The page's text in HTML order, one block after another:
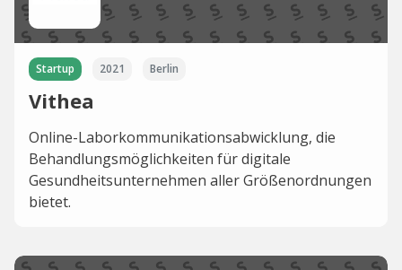
Startup 2021 Berlin
Vithea
Online-Laborkommunikationsabwicklung, die
Behandlungsmöglichkeiten für digitale
Gesundheitsunternehmen aller Größenordnungen
bietet.